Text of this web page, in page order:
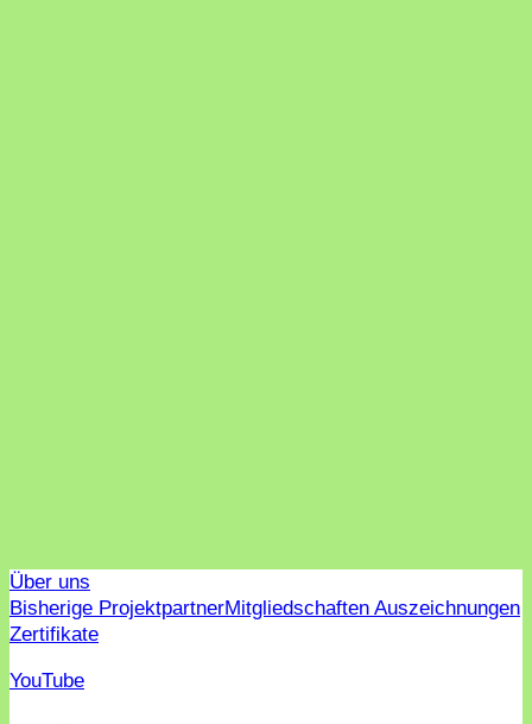
Über uns
Bisherige ProjektpartnerMitgliedschaften Auszeichnungen
Zertifikate
YouTube